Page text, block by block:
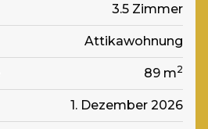
3.5 Zimmer
Attikawohnung
89 m2
1. Dezember 2026